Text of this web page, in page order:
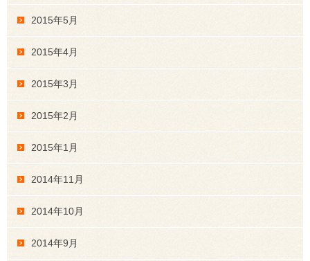
2015年5月
2015年4月
2015年3月
2015年2月
2015年1月
2014年11月
2014年10月
2014年9月